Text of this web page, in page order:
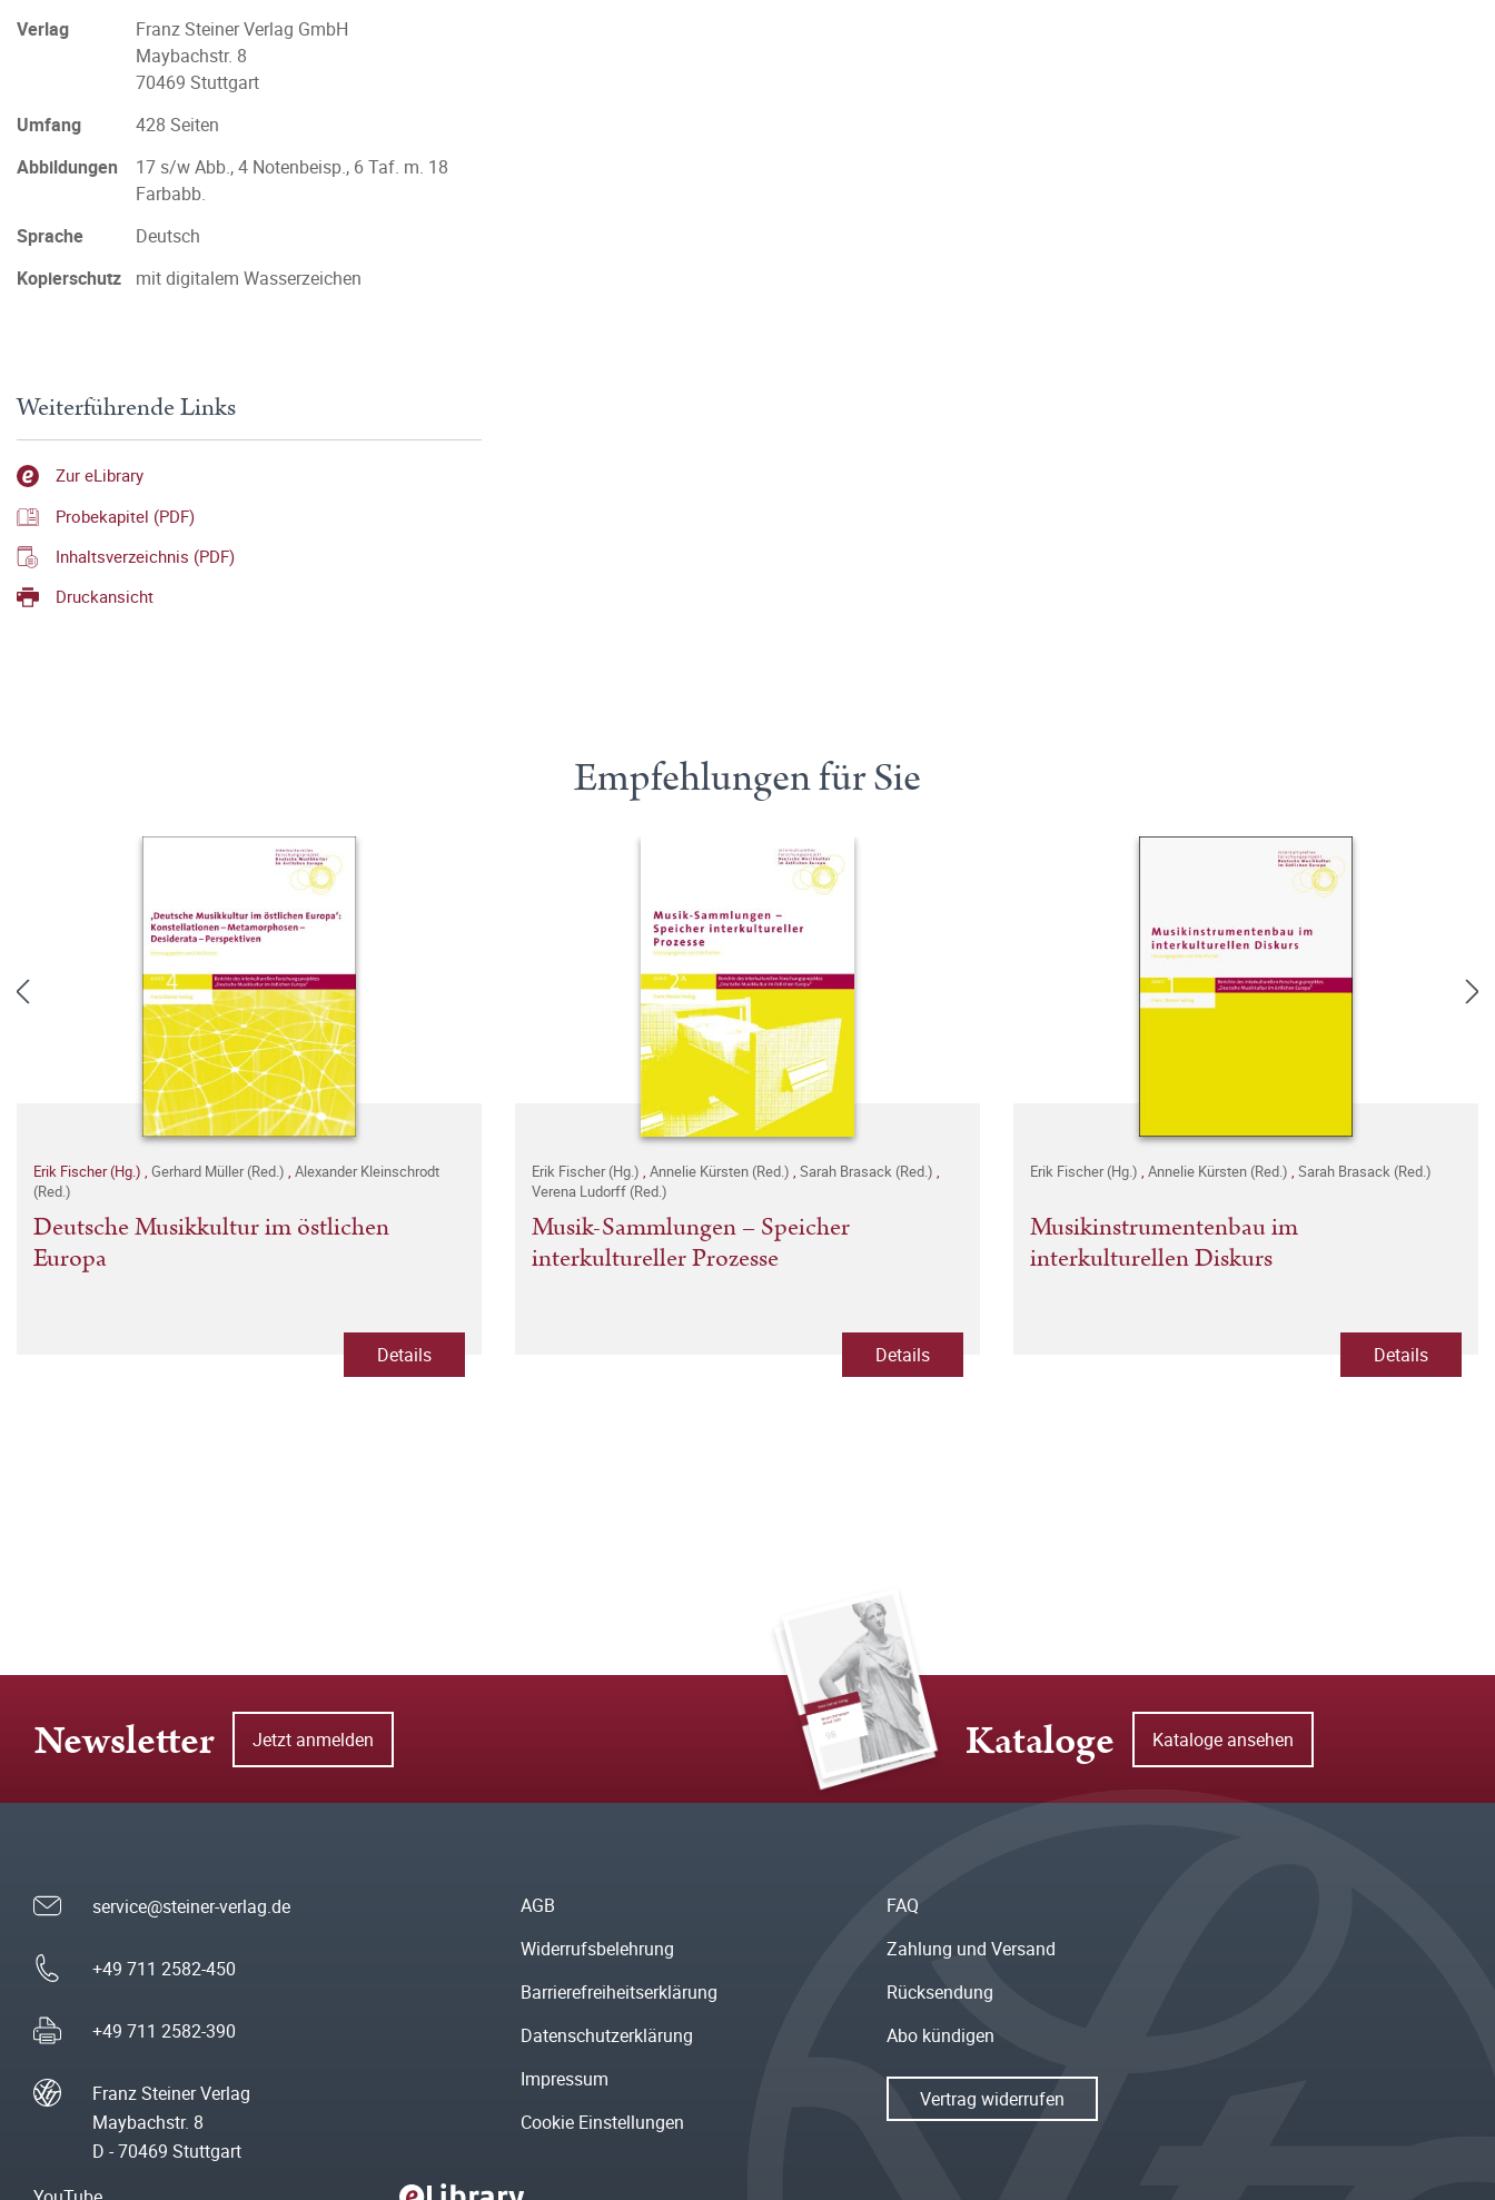
Verlag
Franz Steiner Verlag GmbH
Maybachstr. 8
70469 Stuttgart
Umfang
428 Seiten
Abbildungen
17 s/w Abb., 4 Notenbeisp., 6 Taf. m. 18
Farbabb.
Sprache
Deutsch
Kopierschutz
mit digitalem Wasserzeichen
Weiterführende Links
Zur eLibrary
Probekapitel (PDF)
Inhaltsverzeichnis (PDF)
Druckansicht
Empfehlungen für Sie
Erik Fischer (Hg.) , Gerhard Müller (Red.) , Alexander Kleinschrodt
(Red.)
Deutsche Musikkultur im östlichen
Europa
Details
Erik Fischer (Hg.) , Annelie Kürsten (Red.) , Sarah Brasack (Red.) ,
Verena Ludorff (Red.)
Musik-Sammlungen – Speicher
interkultureller Prozesse
Details
Erik Fischer (Hg.) , Annelie Kürsten (Red.) , Sarah Brasack (Red.)
Musikinstrumentenbau im
interkulturellen Diskurs
Details
Newsletter Jetzt anmelden Kataloge Kataloge ansehen
service@steiner-verlag.de
+49 711 2582-450
+49 711 2582-390
Franz Steiner Verlag
Maybachstr. 8
D - 70469 Stuttgart
AGB
Widerrufsbelehrung
Barrierefreiheitserklärung
Datenschutzerklärung
Impressum
Cookie Einstellungen
FAQ
Zahlung und Versand
Rücksendung
Abo kündigen
Vertrag widerrufen